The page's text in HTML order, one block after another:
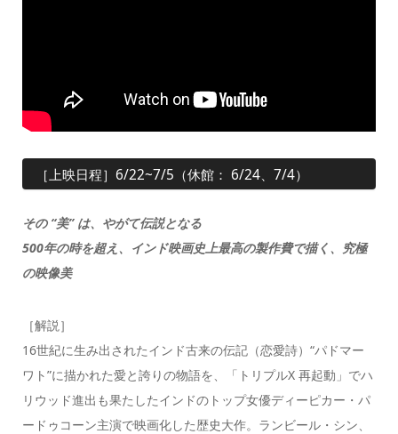
［上映日程］6/22~7/5（休館： 6/24、7/4）
その “美” は、やがて伝説となる
500年の時を超え、インド映画史上最高の製作費で描く、究極
の映像美
［解説］
16世紀に生み出されたインド古来の伝記（恋愛詩）“パドマー
ワト”に描かれた愛と誇りの物語を、「トリプルX 再起動」でハ
リウッド進出も果たしたインドのトップ女優ディーピカー・パ
ードゥコーン主演で映画化した歴史大作。ランビール・シン、